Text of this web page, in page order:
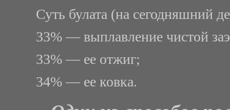
Суть булата (на сегодняшний
33% — выплавление чистой
33% — ее отжиг;
34% — ее ковка.